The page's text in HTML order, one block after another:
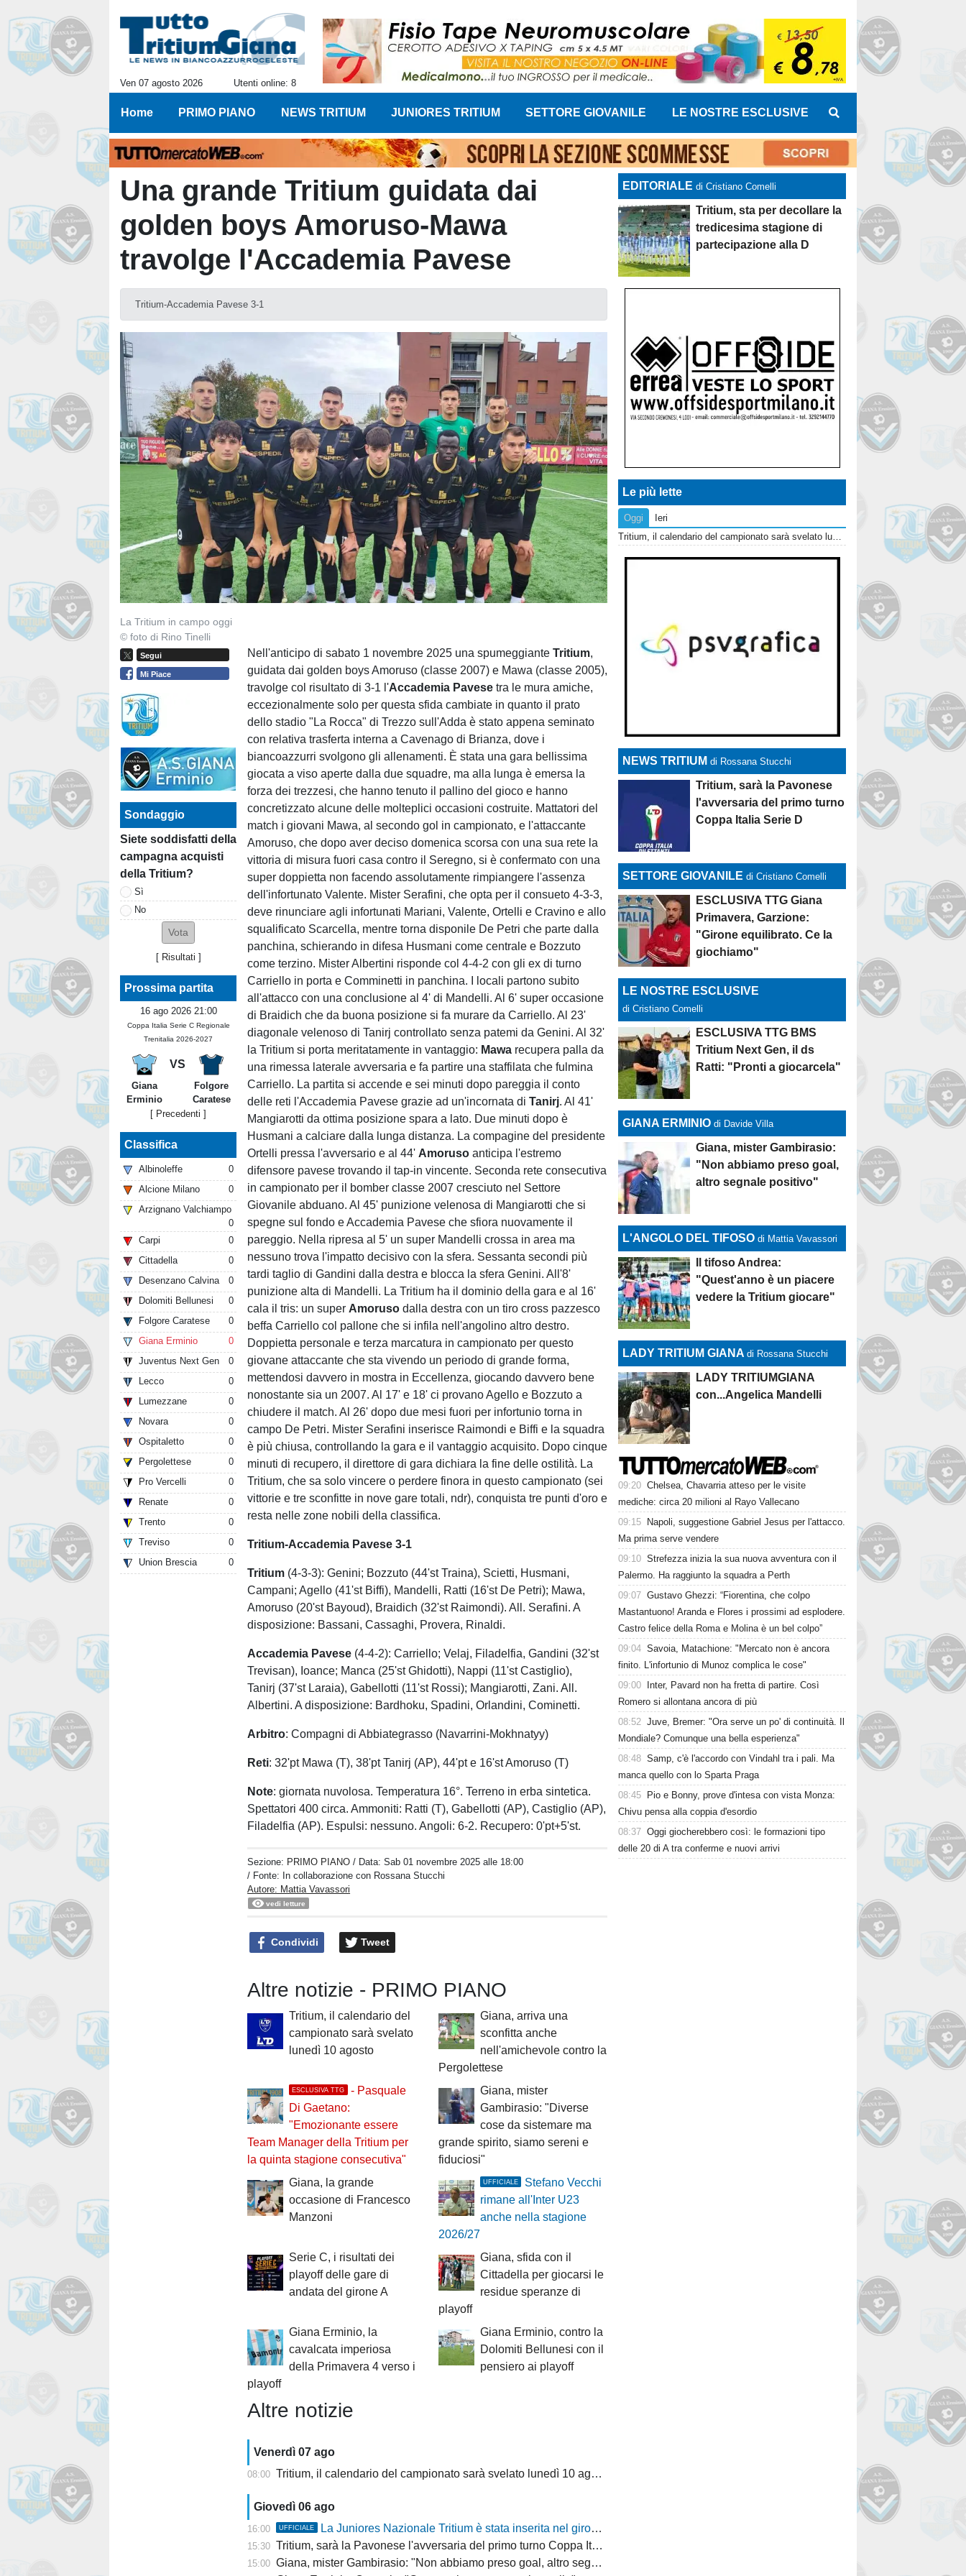
Ven 07 agosto 2026 Utenti online: 8
Home PRIMO PIANO NEWS TRITIUM JUNIORES TRITIUM SETTORE GIOVANILE LE NOSTRE ESCLUSIVE
Una grande Tritium guidata dai
golden boys Amoruso-Mawa
travolge l'Accademia Pavese
Tritium-Accademia Pavese 3-1
La Tritium in campo oggi
© foto di Rino Tinelli
Segui
Mi Piace
Sondaggio
Siete soddisfatti della
campagna acquisti
della Tritium?
Sì
No
[ Risultati ]
Prossima partita
16 ago 2026 21:00
Coppa Italia Serie C Regionale
Trenitalia 2026-2027
VS
Giana
Erminio
Folgore
Caratese
[ Precedenti ]
Classifica
Albinoleffe
0
Alcione Milano
0
Arzignano Valchiampo
0
Carpi
0
Cittadella
0
Desenzano Calvina
0
Dolomiti Bellunesi
0
Folgore Caratese
0
Giana Erminio
0
Juventus Next Gen
0
Lecco
0
Lumezzane
0
Novara
0
Ospitaletto
0
Pergolettese
0
Pro Vercelli
0
Renate
0
Trento
0
Treviso
0
Union Brescia
0
Nell'anticipo di sabato 1 novembre 2025 una spumeggianteTritium,
guidata dai golden boys Amoruso (classe 2007) e Mawa (classe 2005),
travolge col risultato di 3-1 l'Accademia Pavese tra le mura amiche,
eccezionalmente solo per questa sfida cambiate in quanto il prato
dello stadio "La Rocca" di Trezzo sull'Adda è stato appena seminato
con relativa trasferta interna a Cavenago di Brianza, dove i
biancoazzurri svolgono gli allenamenti. È stata una gara bellissima
giocata a viso aperte dalla due squadre, ma alla lunga è emersa la
forza dei trezzesi, che hanno tenuto il pallino del gioco e hanno
concretizzato alcune delle molteplici occasioni costruite. Mattatori del
match i giovani Mawa, al secondo gol in campionato, e l'attaccante
Amoruso, che dopo aver deciso domenica scorsa con una sua rete la
vittoria di misura fuori casa contro il Seregno, si è confermato con una
super doppietta non facendo assolutamente rimpiangere l'assenza
dell'infortunato Valente. Mister Serafini, che opta per il consueto 4-3-3,
deve rinunciare agli infortunati Mariani, Valente, Ortelli e Cravino e allo
squalificato Scarcella, mentre torna disponile De Petri che parte dalla
panchina, schierando in difesa Husmani come centrale e Bozzuto
come terzino. Mister Albertini risponde col 4-4-2 con gli ex di turno
Carriello in porta e Comminetti in panchina. I locali partono subito
all'attacco con una conclusione al 4' di Mandelli. Al 6' super occasione
di Braidich che da buona posizione si fa murare da Carriello. Al 23'
diagonale velenoso di Tanirj controllato senza patemi da Genini. Al 32'
la Tritium si porta meritatamente in vantaggio: Mawa recupera palla da
una rimessa laterale avversaria e fa partire una staffilata che fulmina
Carriello. La partita si accende e sei minuti dopo pareggia il conto
delle reti l'Accademia Pavese grazie ad un'incornata diTanirj. Al 41'
Mangiarotti da ottima posizione spara a lato. Due minuti dopo è
Husmani a calciare dalla lunga distanza. La compagine del presidente
Ortelli pressa l'avversario e al 44' Amoruso anticipa l'estremo
difensore pavese trovando il tap-in vincente. Seconda rete consecutiva
in campionato per il bomber classe 2007 cresciuto nel Settore
Giovanile abduano. Al 45' punizione velenosa di Mangiarotti che si
spegne sul fondo e Accademia Pavese che sfiora nuovamente il
pareggio. Nella ripresa al 5' un super Mandelli crossa in area ma
nessuno trova l'impatto decisivo con la sfera. Sessanta secondi più
tardi taglio di Gandini dalla destra e blocca la sfera Genini. All'8'
punizione alta di Mandelli. La Tritium ha il dominio della gara e al 16'
cala il tris: un super Amoruso dalla destra con un tiro cross pazzesco
beffa Carriello col pallone che si infila nell'angolino altro destro.
Doppietta personale e terza marcatura in campionato per questo
giovane attaccante che sta vivendo un periodo di grande forma,
mettendosi davvero in mostra in Eccellenza, giocando davvero bene
nonostante sia un 2007. Al 17' e 18' ci provano Agello e Bozzuto a
chiudere il match. Al 26' dopo due mesi fuori per infortunio torna in
campo De Petri. Mister Serafini inserisce Raimondi e Biffi e la squadra
è più chiusa, controllando la gara e il vantaggio acquisito. Dopo cinque
minuti di recupero, il direttore di gara dichiara la fine delle ostilità. La
Tritium, che sa solo vincere o perdere finora in questo campionato (sei
vittorie e tre sconfitte in nove gare totali, ndr), conquista tre punti d'oro e
resta nelle zone nobili della classifica.
Tritium-Accademia Pavese 3-1
Tritium (4-3-3): Genini; Bozzuto (44'st Traina), Scietti, Husmani,
Campani; Agello (41'st Biffi), Mandelli, Ratti (16'st De Petri); Mawa,
Amoruso (20'st Bayoud), Braidich (32'st Raimondi). All. Serafini. A
disposizione: Bassani, Cassaghi, Provera, Rinaldi.
Accademia Pavese (4-4-2): Carriello; Velaj, Filadelfia, Gandini (32'st
Trevisan), Ioance; Manca (25'st Ghidotti), Nappi (11'st Castiglio),
Tanirj (37'st Laraia), Gabellotti (11'st Rossi); Mangiarotti, Zani. All.
Albertini. A disposizione: Bardhoku, Spadini, Orlandini, Cominetti.
Arbitro: Compagni di Abbiategrasso (Navarrini-Mokhnatyy)
Reti: 32'pt Mawa (T), 38'pt Tanirj (AP), 44'pt e 16'st Amoruso (T)
Note: giornata nuvolosa. Temperatura 16°. Terreno in erba sintetica.
Spettatori 400 circa. Ammoniti: Ratti (T), Gabellotti (AP), Castiglio (AP),
Filadelfia (AP). Espulsi: nessuno. Angoli: 6-2. Recupero: 0'pt+5'st.
Sezione: PRIMO PIANO / Data:Sab 01 novembre 2025 alle 18:00
/ Fonte: In collaborazione con Rossana Stucchi
Autore: Mattia Vavassori
vedi letture
Condividi Tweet
Altre notizie - PRIMO PIANO
Tritium, il calendario del
campionato sarà svelato
lunedì 10 agosto
Giana, arriva una
sconfitta anche
nell'amichevole contro la
Pergolettese
ESCLUSIVA TTG
- Pasquale
Di Gaetano:
"Emozionante essere
Team Manager della Tritium per
la quinta stagione consecutiva"
Giana, mister
Gambirasio: "Diverse
cose da sistemare ma
grande spirito, siamo sereni e
fiduciosi"
Giana, la grande
occasione di Francesco
Manzoni
UFFICIALE
Stefano Vecchi
rimane all'Inter U23
anche nella stagione
2026/27
Serie C, i risultati dei
playoff delle gare di
andata del girone A
Giana, sfida con il
Cittadella per giocarsi le
residue speranze di
playoff
Giana Erminio, la
cavalcata imperiosa
della Primavera 4 verso i
playoff
Giana Erminio, contro la
Dolomiti Bellunesi con il
pensiero ai playoff
Altre notizie
Venerdì 07 ago
08:00 Tritium, il calendario del campionato sarà svelato lunedì 10 agosto
Giovedì 06 ago
16:00 UFFICIALE La Juniores Nazionale Tritium è stata inserita nel girone C
15:30 Tritium, sarà la Pavonese l'avversaria del primo turno Coppa Italia Serie D
15:00 Giana, mister Gambirasio: "Non abbiamo preso goal, altro segnale positivo"
EDITORIALE di Cristiano Comelli
Tritium, sta per decollare la
tredicesima stagione di
partecipazione alla D
Le più lette
Oggi
Ieri
Tritium, il calendario del campionato sarà svelato lunedì 10 agosto
NEWS TRITIUM di Rossana Stucchi
Tritium, sarà la Pavonese
l'avversaria del primo turno
Coppa Italia Serie D
SETTORE GIOVANILE di Cristiano Comelli
ESCLUSIVA TTG Giana
Primavera, Garzione:
"Girone equilibrato. Ce la
giochiamo"
LE NOSTRE ESCLUSIVE
di Cristiano Comelli
ESCLUSIVA TTG BMS
Tritium Next Gen, il ds
Ratti: "Pronti a giocarcela"
GIANA ERMINIO di Davide Villa
Giana, mister Gambirasio:
"Non abbiamo preso goal,
altro segnale positivo"
L'ANGOLO DEL TIFOSO di Mattia Vavassori
Il tifoso Andrea:
"Quest'anno è un piacere
vedere la Tritium giocare"
LADY TRITIUM GIANA di Rossana Stucchi
LADY TRITIUMGIANA
con...Angelica Mandelli
09:20 Chelsea, Chavarria atteso per le visite
mediche: circa 20 milioni al Rayo Vallecano
09:15
Napoli, suggestione Gabriel Jesus per l'attacco.
Ma prima serve vendere
09:10 Strefezza inizia la sua nuova avventura con il
Palermo. Ha raggiunto la squadra a Perth
09:07 Gustavo Ghezzi: “Fiorentina, che colpo
Mastantuono! Aranda e Flores i prossimi ad esplodere.
Castro felice della Roma e Molina è un bel colpo”
09:04 Savoia, Matachione: "Mercato non è ancora
finito. L'infortunio di Munoz complica le cose"
09:00
Inter, Pavard non ha fretta di partire. Così
Romero si allontana ancora di più
08:52 Juve, Bremer: "Ora serve un po' di continuità. Il
Mondiale? Comunque una bella esperienza"
08:48 Samp, c'è l'accordo con Vindahl tra i pali. Ma
manca quello con lo Sparta Praga
08:45
Pio e Bonny, prove d'intesa con vista Monza:
Chivu pensa alla coppia d'esordio
08:37 Oggi giocherebbero così: le formazioni tipo
delle 20 di A tra conferme e nuovi arrivi